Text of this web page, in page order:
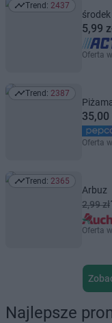
Trend: 2437
Trend: 2437
5,99
Oferta
Trend: 2387
Trend: 2387
35,00
Oferta
Trend: 2365
Trend: 2365
Arbuz
2,99 zł
Oferta
Najlepsze